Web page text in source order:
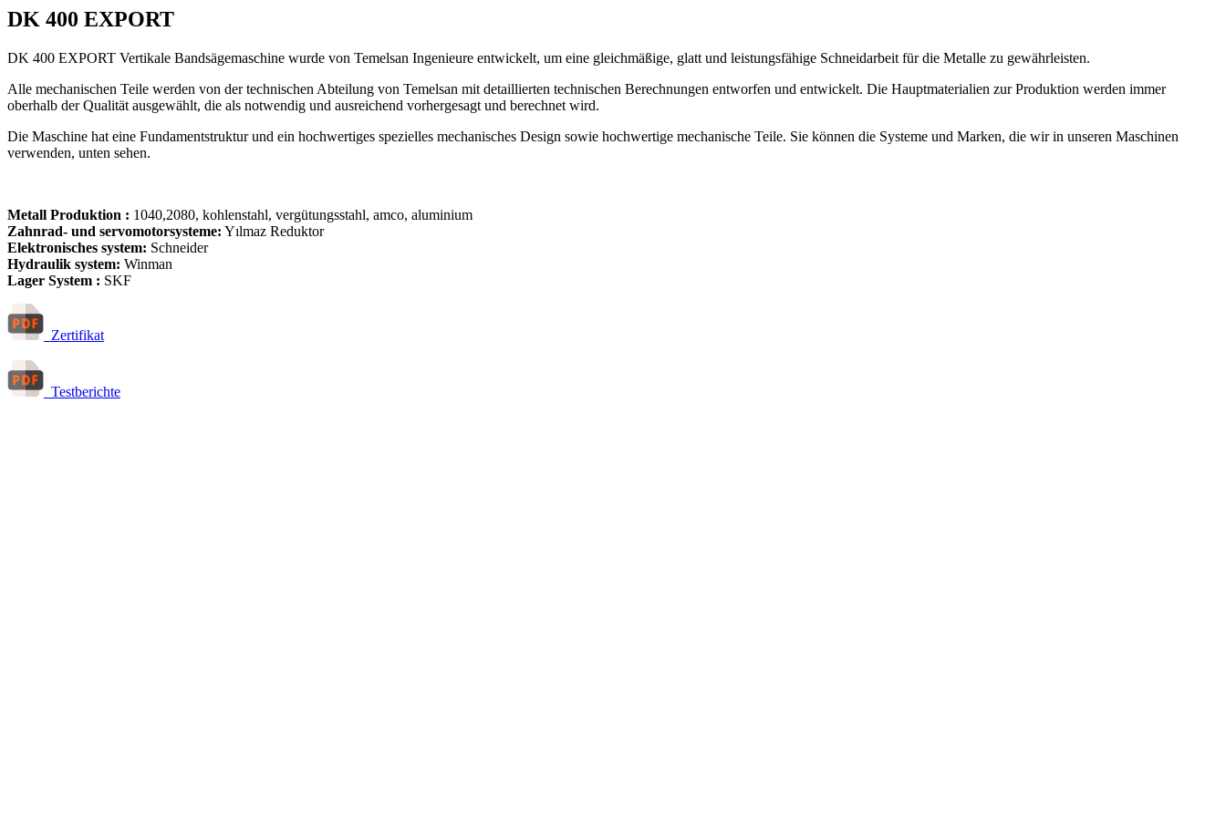
DK 400 EXPORT
DK 400 EXPORT Vertikale Bandsägemaschine wurde von Temelsan Ingenieure entwickelt, um eine gleichmäßige, glatt und leistungsfähige Schneidarbeit für die Metalle zu gewährleisten.
Alle mechanischen Teile werden von der technischen Abteilung von Temelsan mit detaillierten technischen Berechnungen entworfen und entwickelt. Die Hauptmaterialien zur Produktion werden immer
oberhalb der Qualität ausgewählt, die als notwendig und ausreichend vorhergesagt und berechnet wird.
Die Maschine hat eine Fundamentstruktur und ein hochwertiges spezielles mechanisches Design sowie hochwertige mechanische Teile. Sie können die Systeme und Marken, die wir in unseren Maschinen
verwenden, unten sehen.
Metall Produktion : 1040,2080, kohlenstahl, vergütungsstahl, amco, aluminium
Zahnrad- und servomotorsysteme: Yılmaz Reduktor
Elektronisches system: Schneider
Hydraulik system: Winman
Lager System : SKF
Zertifikat
Testberichte